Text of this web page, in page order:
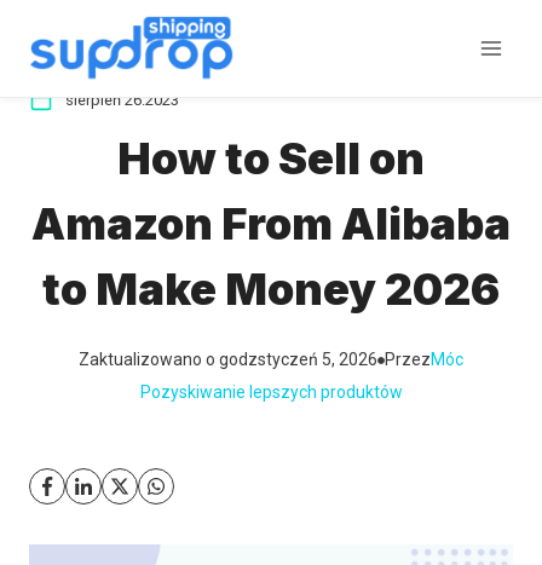
sierpień 26.2023
How to Sell on
Amazon From Alibaba
to Make Money 2026
Zaktualizowano o godzstyczeń 5, 2026 PrzezMóc
Pozyskiwanie lepszych produktów